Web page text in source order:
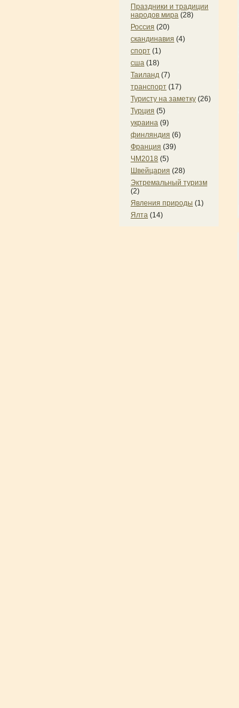
Праздники и традиции
народов мира (28)
Россия (20)
скандинавия (4)
спорт (1)
сша (18)
Таиланд (7)
транспорт (17)
Туристу на заметку (26)
Турция (5)
украина (9)
финляндия (6)
Франция (39)
ЧМ2018 (5)
Швейцария (28)
Эктремальный туризм
(2)
Явления природы (1)
Ялта (14)